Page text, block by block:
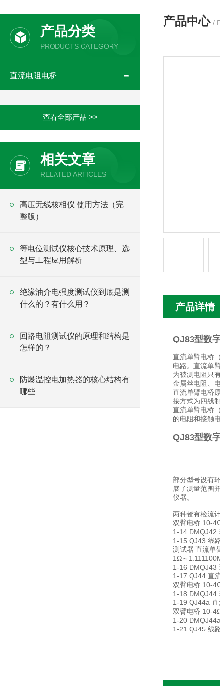
产品分类
PRODUCTS CATEGORY
直流电阻电桥
查看全部产品 >>
相关文章
RELATED ARTICLES
高压无线核相仪 使用方法（完
整版）
等电位测试仪核心技术原理、选
型与工程应用解析
绝缘油介电强度测试仪到底是测
什么的？有什么用？
回路电阻测试仪的原理和结构是
怎样的？
防爆温控电加热器的核心结构有
哪些
产品中心 /
产品详情
QJ83型数
直流单臂电桥
电路。直流单
为被测电阻只
金属丝电阻、
直流单臂电桥
接方式为四线
直流单臂电桥
的电阻和接触
QJ83型数
部分型号设有
展了测量范围
仪器。
两种都有检流
双臂电桥 10-
1-14 DMQJ42
1-15 QJ43 线
测试器 直流单
1Ω～
1-16 DMQJ43
1-17 QJ44 直
双臂电桥 10-
1-18 DMQJ44
1-19 QJ44a 直
双臂电桥 10-
1-20
1-21 QJ45 线